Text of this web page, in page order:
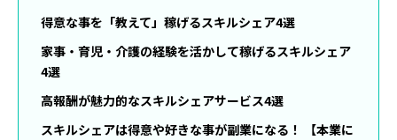
得意な事を「教えて」稼げるスキルシェア4選
家事・育児・介護の経験を活かして稼げるスキルシェア
4選
高報酬が魅力的なスキルシェアサービス4選
スキルシェアは得意や好きな事が副業になる！ 【本業に